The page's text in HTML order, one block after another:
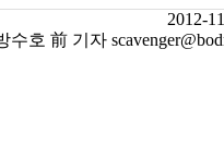
2012-
수호 前 기자